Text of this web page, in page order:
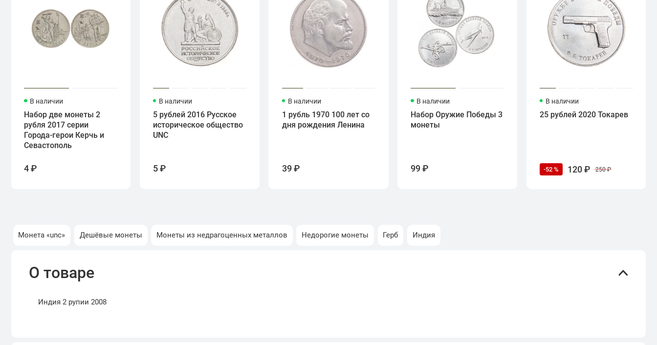
В наличии
Набор две монеты 2
рубля 2017 серии
Города-герои Керчь и
Севастополь
4 ₽
В наличии
5 рублей 2016 Русское
историческое общество
UNC
5 ₽
В наличии
1 рубль 1970 100 лет со
дня рождения Ленина
39 ₽
В наличии
Набор Оружие Победы 3
монеты
99 ₽
В наличии
25 рублей 2020 Токарев
-52 % 120 ₽ 250 ₽
Монета «unc» Дешёвые монеты Монеты из недрагоценных металлов Недорогие монеты Герб Индия
О товаре
Индия 2 рупии 2008